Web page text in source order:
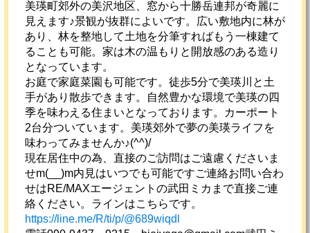
美瑛町郊外の美沢地区、窓から十勝岳連邦が奇麗に
見えます♪景観が抜群によいです。広い敷地内に林が
あり、林を整地して土地を分筆すればもう一棟建て
ることも可能。家は木の温もりと開放感のある造り
となっています。
お庭で家庭菜園も可能です。徒歩5分で美瑛川と土
手があり散歩できます。自然豊かな環境で美瑛の四
季を味わえる住まいとなっております。カーポート
2台分ついています。美瑛郊外で夢の美瑛ライフを
味わってみませんか♪(^^)/
現在居住中の為、直接のご訪問はご遠慮くださいま
せm(__)m内見はいつでも可能ですご連絡お問い合わ
せはRE/MAXエージェントの武田ミカまで直接ご連
絡ください。ラインはこちらです。
https://line.me/R/ti/p/@689wiqdl